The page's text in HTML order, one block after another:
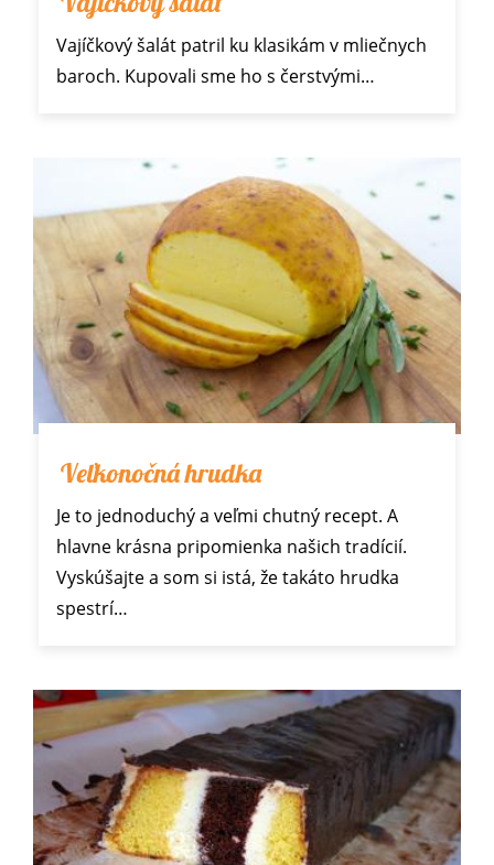
Vajíčkový šalát patril ku klasikám v mliečnych
baroch. Kupovali sme ho s čerstvými…
Veľkonočná hrudka
Je to jednoduchý a veľmi chutný recept. A
hlavne krásna pripomienka našich tradícií.
Vyskúšajte a som si istá, že takáto hrudka
spestrí…